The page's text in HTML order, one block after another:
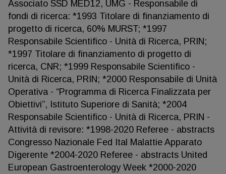
Associato SSD MED12, UMG - Responsabile di
fondi di ricerca: *1993 Titolare di finanziamento di
progetto di ricerca, 60% MURST; *1997
Responsabile Scientifico - Unità di Ricerca, PRIN;
*1997 Titolare di finanziamento di progetto di
ricerca, CNR; *1999 Responsabile Scientifico -
Unità di Ricerca, PRIN; *2000 Responsabile di Unità
Operativa - “Programma di Ricerca Finalizzata per
Obiettivi”, Istituto Superiore di Sanità; *2004
Responsabile Scientifico - Unità di Ricerca, PRIN -
Attività di revisore: *1998-2020 Referee - abstracts
Congresso Nazionale Fed Ital Malattie Apparato
Digerente *2004-2020 Referee - abstracts United
European Gastroenterology Week *2000-2020